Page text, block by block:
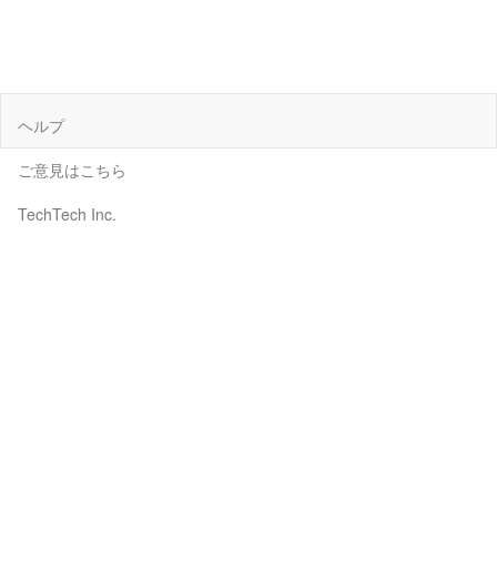
ヘルプ
ご意見はこちら
TechTech Inc.